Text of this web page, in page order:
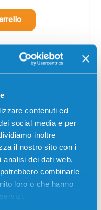
contenuti ed
social media e per
inoltre
il nostro sito con i
dei dati web,
combinarle
loro o che hanno
31
pagina prodotto per